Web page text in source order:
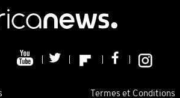
Termes et Conditions